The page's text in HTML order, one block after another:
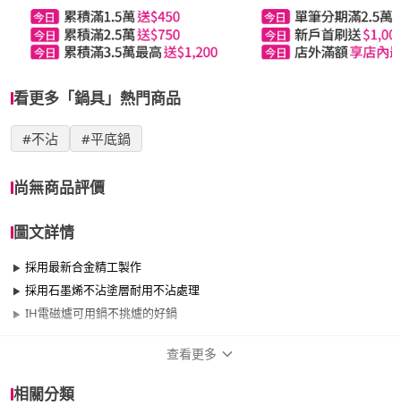
看更多「鍋具」熱門商品
#不沾 #平底鍋
尚無商品評價
圖文詳情
採用最新合金精工製作
採用石墨烯不沾塗層耐用不沾處理
IH電磁爐可用鍋不挑爐的好鍋
查看更多
相關分類